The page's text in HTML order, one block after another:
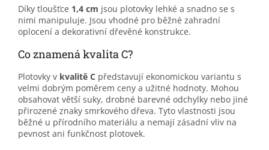
Díky tloušťce 1,4 cm jsou plotovky lehké a snadno se s
nimi manipuluje. Jsou vhodné pro běžné zahradní
oplocení a dekorativní dřevěné konstrukce.
Co znamená kvalita C?
Plotovky v kvalitě C představují ekonomickou variantu s
velmi dobrým poměrem ceny a užitné hodnoty. Mohou
obsahovat větší suky, drobné barevné odchylky nebo jiné
přirozené znaky smrkového dřeva. Tyto vlastnosti jsou
běžné u přírodního materiálu a nemají zásadní vliv na
pevnost ani funkčnost plotovek.